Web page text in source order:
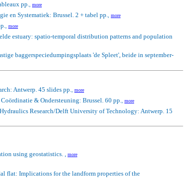
pp. more
en Systematiek: Brussel. 2 + tabel pp. more
more
estuary: spatio-temporal distribution patterns and population
baggerspeciedumpingsplaats 'de Spleet', beide in september-
Antwerp. 45 slides pp. more
& Ondersteuning: Brussel. 60 pp. more
Research/Delft University of Technology: Antwerp. 15
using geostatistics. , more
flat: Implications for the landform properties of the